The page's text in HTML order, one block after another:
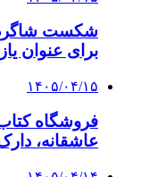
از کجا
انتخاب
راه اندازی
طرح توجیهی